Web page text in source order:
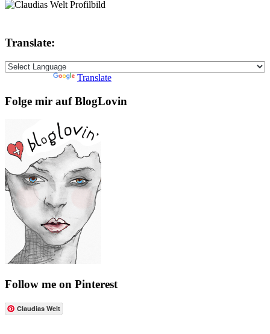
Translate:
Translate
Folge mir auf BlogLovin
Follow me on Pinterest
Claudias Welt